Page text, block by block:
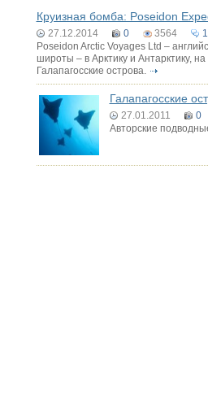
Круизная бомба: Poseidon
27.12.2014 0 3564
Poseidon Arctic Voyages Ltd –
широты – в Арктику и Антарктику,
Галапагосские острова.
Галапагосские
27.01.2011 0
Авторские